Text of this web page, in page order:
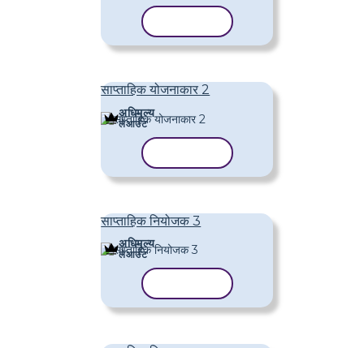
साप्ताहिक योजनाकार 2
अधिमूल्य
लेआउट
साप्ताहिक नियोजक 3
अधिमूल्य
लेआउट